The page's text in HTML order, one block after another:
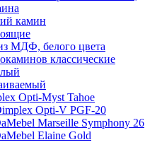
камин
МДФ, белого цвета
классические
Opti-Myst Tahoe
Opti-V PGF-20
Marseille Symphony 26
Elaine Gold